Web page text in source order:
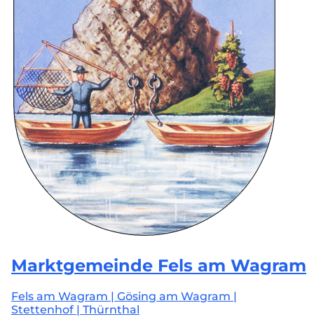
Marktgemeinde Fels am Wagram
Fels am Wagram | Gösing am Wagram |
Stettenhof | Thürnthal